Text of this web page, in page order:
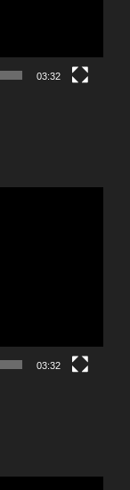
03:32
03:32